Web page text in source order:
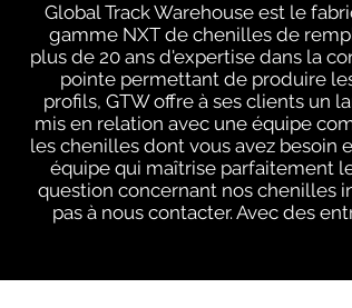
Global Track Warehouse est le
gamme NXT de chenilles de
plus de 20 ans d'expertise dans la
pointe permettant de produire
profils, GTW offre à ses clients un
mis en relation avec une équipe
les chenilles dont vous avez besoin
équipe qui maîtrise parfaitement
question concernant nos chenilles
pas à nous contacter. Avec des